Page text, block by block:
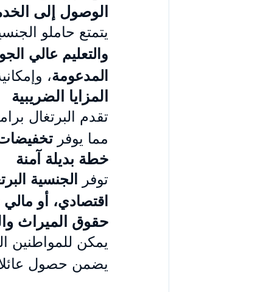
الوصول إلى
يتمتع حاملو
والتعليم عالي
المدعومة،
المزايا الضريبية
تقدم البرتغال
مما يوفر
خطة بديلة آمنة
توفر الجنسية
اقتصادي، أو مالي
حقوق الميراث
يمكن للمواطنين
يضمن حصول